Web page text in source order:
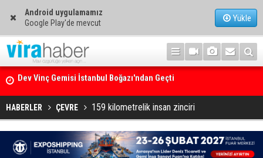
Android uygulamamız
Google Play'de mevcut
Yükle
Ege Denizi’nin En Büyük Mercan Ormanı
HABERLER ÇEVRE 159 kilometrelik insan zinciri